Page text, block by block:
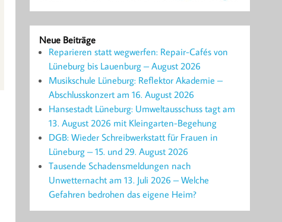
Neue Beiträge
Reparieren statt wegwerfen: Repair-Cafés von
Lüneburg bis Lauenburg – August 2026
Musikschule Lüneburg: Reflektor Akademie –
Abschlusskonzert am 16. August 2026
Hansestadt Lüneburg: Umweltausschuss tagt am
13. August 2026 mit Kleingarten-Begehung
DGB: Wieder Schreibwerkstatt für Frauen in
Lüneburg – 15. und 29. August 2026
Tausende Schadensmeldungen nach
Unwetternacht am 13. Juli 2026 – Welche
Gefahren bedrohen das eigene Heim?